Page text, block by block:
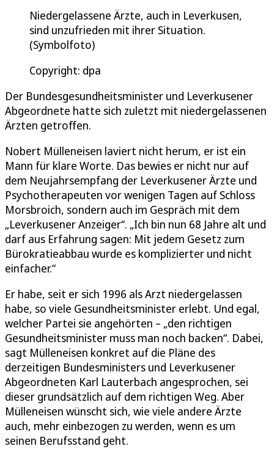
Niedergelassene Ärzte, auch in Leverkusen,
sind unzufrieden mit ihrer Situation.
(Symbolfoto)
Copyright: dpa
Der Bundesgesundheitsminister und Leverkusener
Abgeordnete hatte sich zuletzt mit niedergelassenen
Ärzten getroffen.
Nobert Mülleneisen laviert nicht herum, er ist ein
Mann für klare Worte. Das bewies er nicht nur auf
dem Neujahrsempfang der Leverkusener Ärzte und
Psychotherapeuten vor wenigen Tagen auf Schloss
Morsbroich, sondern auch im Gespräch mit dem
„Leverkusener Anzeiger“. „Ich bin nun 68 Jahre alt und
darf aus Erfahrung sagen: Mit jedem Gesetz zum
Bürokratieabbau wurde es komplizierter und nicht
einfacher.“
Er habe, seit er sich 1996 als Arzt niedergelassen
habe, so viele Gesundheitsminister erlebt. Und egal,
welcher Partei sie angehörten – „den richtigen
Gesundheitsminister muss man noch backen“. Dabei,
sagt Mülleneisen konkret auf die Pläne des
derzeitigen Bundesministers und Leverkusener
Abgeordneten Karl Lauterbach angesprochen, sei
dieser grundsätzlich auf dem richtigen Weg. Aber
Mülleneisen wünscht sich, wie viele andere Ärzte
auch, mehr einbezogen zu werden, wenn es um
seinen Berufsstand geht.